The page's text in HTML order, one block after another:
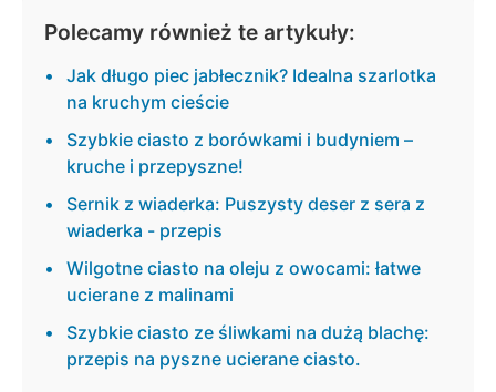
Polecamy również te artykuły:
Jak długo piec jabłecznik? Idealna szarlotka
na kruchym cieście
Szybkie ciasto z borówkami i budyniem –
kruche i przepyszne!
Sernik z wiaderka: Puszysty deser z sera z
wiaderka - przepis
Wilgotne ciasto na oleju z owocami: łatwe
ucierane z malinami
Szybkie ciasto ze śliwkami na dużą blachę:
przepis na pyszne ucierane ciasto.